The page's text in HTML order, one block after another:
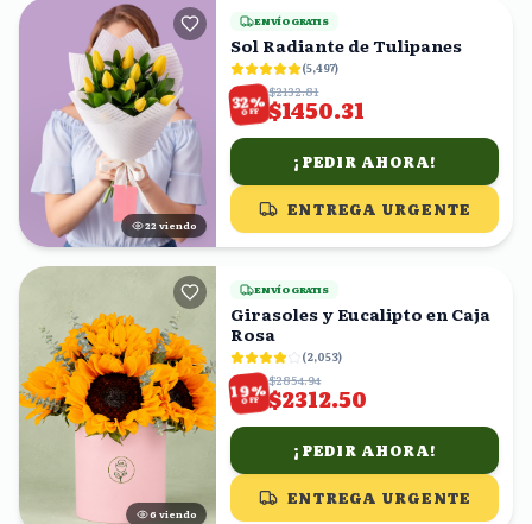
22 viendo
ENVÍO GRATIS
Sol Radiante de Tulipanes
(5,497)
32%
OFF
$2132.81
$1450.31
¡PEDIR AHORA!
ENTREGA URGENTE
7 viendo
ENVÍO GRATIS
Girasoles y Eucalipto en Caja
Rosa
(2,053)
19%
OFF
$2854.94
$2312.50
¡PEDIR AHORA!
ENTREGA URGENTE